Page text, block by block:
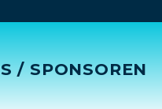
/ SPONSOREN